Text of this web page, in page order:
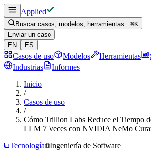
Applied
Buscar casos, modelos, herramientas...⌘K
Enviar un caso
EN
ES
Casos de uso Modelos Herramientas
Industrias
Informes
Inicio
/
Casos de uso
/
Cómo Trillion Labs Reduce el Tiempo
LLM 7 Veces con NVIDIA NeMo
Tecnología
Ingeniería de Software